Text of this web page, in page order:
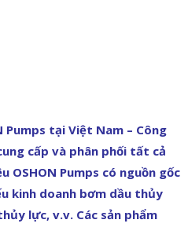
Pumps tại Việt Nam – Công
cấp và phân phối tất cả
Pumps có nguồn gốc
kinh doanh bơm dầu thủy
lực, v.v. Các sản phẩm